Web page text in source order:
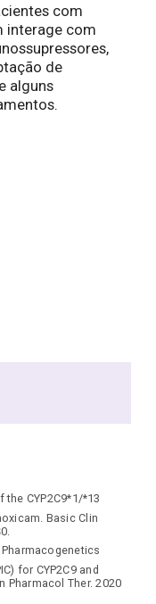
com
interage com
de
alguns
CYP2C9*1/*13
Basic Clin
for CYP2C9 and
Pharmacol Ther. 2020